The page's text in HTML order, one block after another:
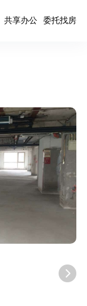
共享办公 委托找房